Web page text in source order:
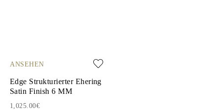
ANSEHEN
Edge Strukturierter Ehering
Satin Finish 6 MM
1,025.00€